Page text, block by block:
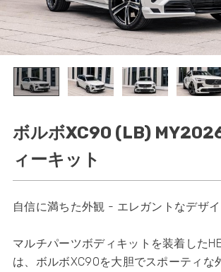
ボルボXC90 (LB)
ィーキット
自信に満ちた外観 - エレガントなデザイ
マルチパーツボディキットを装着した
は、ボルボXC90を大胆でスポーティな